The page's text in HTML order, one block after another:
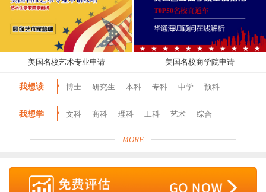
美国名校艺术专业申请 美国名校商学院申请
我想读 博士 研究生 本科 专科 中学 预科
我想学 文科 商科 理科 工科 艺术 综合
MORE